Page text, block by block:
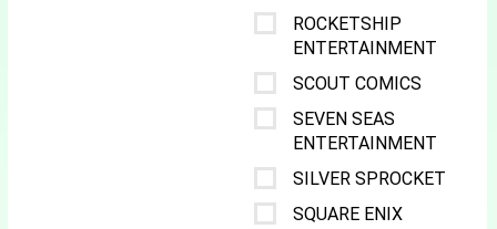
ROCKETSHIP
ENTERTAINMENT
SCOUT COMICS
SEVEN SEAS
ENTERTAINMENT
SILVER SPROCKET
SQUARE ENIX